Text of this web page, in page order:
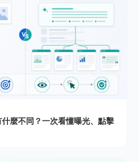
麼不同？一次看懂曝光、點擊